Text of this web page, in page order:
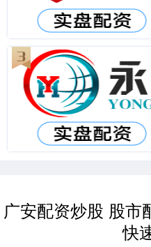
广安配资炒股 股市
快